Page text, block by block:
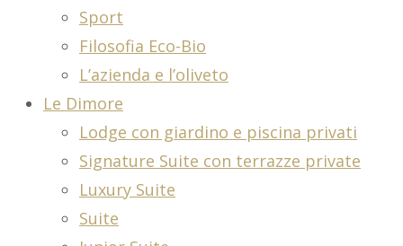
Sport
Filosofia Eco-Bio
L’azienda e l’oliveto
Le Dimore
Lodge con giardino e piscina privati
Signature Suite con terrazze private
Luxury Suite
Suite